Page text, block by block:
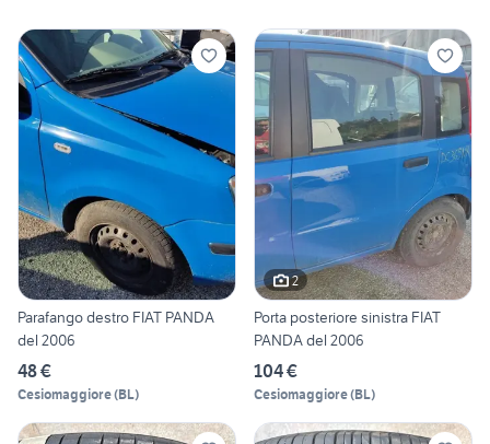
Parafango destro FIAT PANDA
del 2006
48 €
Cesiomaggiore(BL)
2
Porta posteriore sinistra FIAT
PANDA del 2006
104 €
Cesiomaggiore(BL)